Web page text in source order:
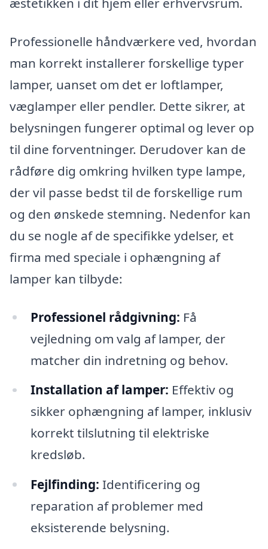
Professionelle håndværkere ved, hvordan
man korrekt installerer forskellige typer
lamper, uanset om det er loftlamper,
væglamper eller pendler. Dette sikrer, at
belysningen fungerer optimal og lever op
til dine forventninger. Derudover kan de
rådføre dig omkring hvilken type lampe,
der vil passe bedst til de forskellige rum
og den ønskede stemning. Nedenfor kan
du se nogle af de specifikke ydelser, et
firma med speciale i ophængning af
lamper kan tilbyde:
Professionel rådgivning: Få
vejledning om valg af lamper, der
matcher din indretning og behov.
Installation af lamper: Effektiv og
sikker ophængning af lamper, inklusiv
korrekt tilslutning til elektriske
kredsløb.
Fejlfinding: Identificering og
reparation af problemer med
eksisterende belysning.